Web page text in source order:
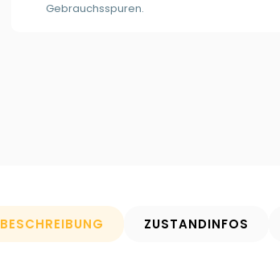
Gebrauchsspuren.
BESCHREIBUNG ZUSTANDINFOS